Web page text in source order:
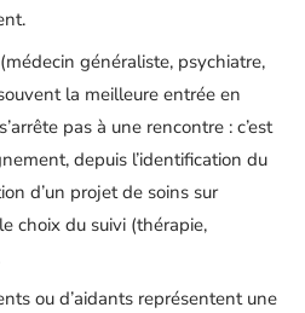
généraliste, psychiatre,
la meilleure entrée en
pas à une rencontre : c’est
depuis l’identification du
d’un projet de soins sur
choix du suivi (thérapie,
ou d’aidants représentent une